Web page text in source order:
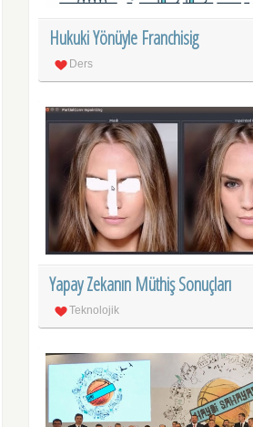
Hukuki Yönüyle Franchisig
Ders
Yapay Zekanın Müthiş Sonuçları
Teknolojik